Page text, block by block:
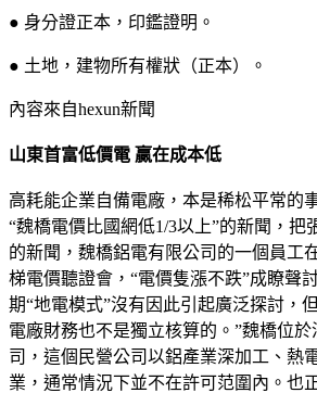
● 身分證正本，印鑑證明。
● 土地，建物所有權狀（正本）。
內容來自hexun新聞
山東首富低價電 贏在成本低
高耗能企業自備電廠，本是稀松平常的
“魏橋電價比國網低1/3以上”的新聞，
的新聞，魏橋鋁電有限公司的一個員工
梯電價聽證會，“電價隻漲不跌”成瞭聲
期“地電模式”沒有因此引起廣泛探討，
電廠財務也不是獨立核算的。”魏橋位
司，這個民營公司以鋁產業深加工、熱
業，通常情況下並不在許可范圍內。也